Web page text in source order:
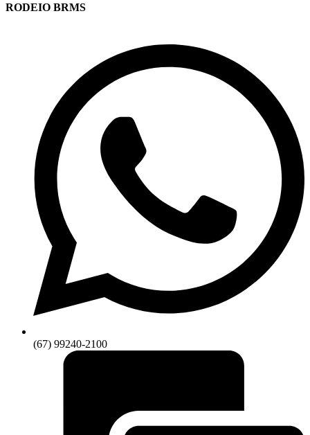
RODEIO BRMS
(67) 99240-2100